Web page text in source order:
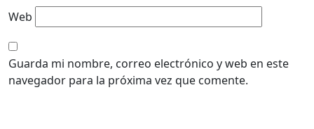
Web
Guarda mi nombre, correo electrónico y web en este
navegador para la próxima vez que comente.